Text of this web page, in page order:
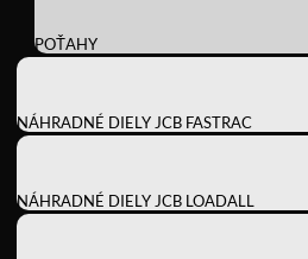
POŤAHY
NÁHRADNÉ DIELY JCB FASTRAC
NÁHRADNÉ DIELY JCB LOADALL